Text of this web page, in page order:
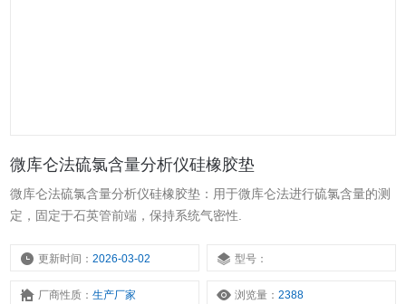
微库仑法硫氯含量分析仪硅橡胶垫
微库仑法硫氯含量分析仪硅橡胶垫：用于微库仑法进行硫氯含量的测
定，固定于石英管前端，保持系统气密性.
更新时间：2026-03-02 型号：
厂商性质：生产厂家 浏览量：2388